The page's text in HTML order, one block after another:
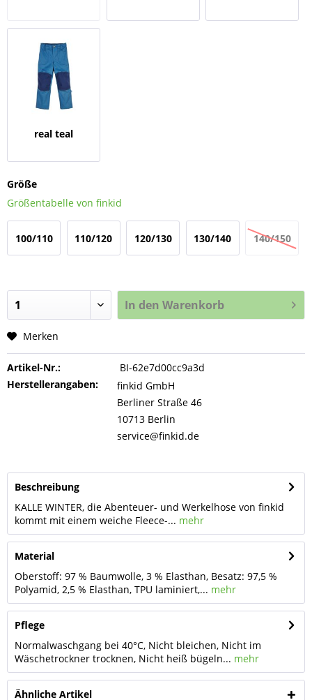
real teal
Größe
Größentabelle von finkid
100/110 110/120 120/130 130/140 140/150
In den Warenkorb
Merken
Artikel-Nr.:
BI-62e7d00cc9a3d
Herstellerangaben:
finkid GmbH
Berliner Straße 46
10713 Berlin
service@finkid.de
Beschreibung
KALLE WINTER, die Abenteuer- und Werkelhose von finkid
kommt mit einem weiche Fleece-... mehr
Material
Oberstoff: 97 % Baumwolle, 3 % Elasthan, Besatz: 97,5 %
Polyamid, 2,5 % Elasthan, TPU laminiert,... mehr
Pflege
Normalwaschgang bei 40°C, Nicht bleichen, Nicht im
Wäschetrockner trocknen, Nicht heiß bügeln... mehr
Ähnliche Artikel